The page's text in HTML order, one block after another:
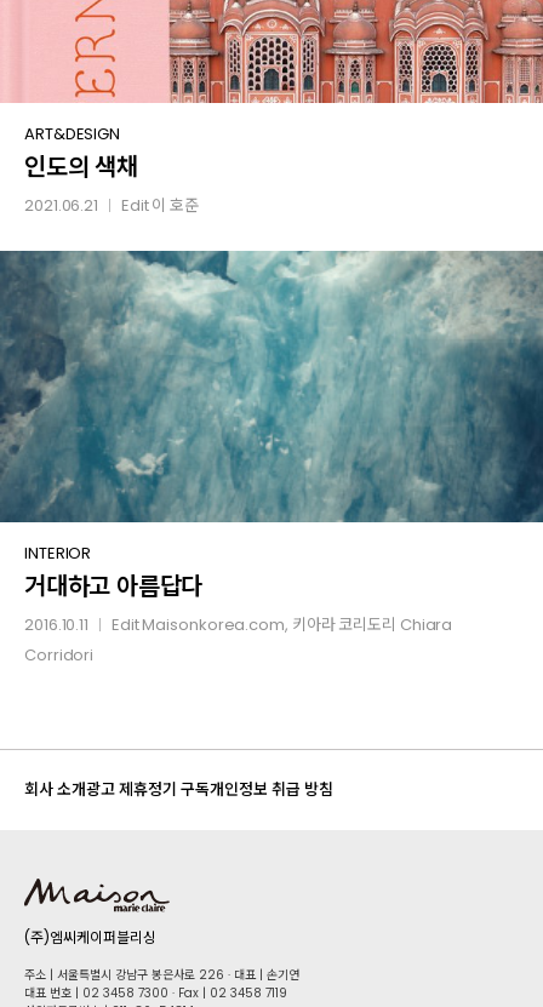
인도의
색채
ART&DESIGN
인도의 색채
2021.06.21 Edit이 호준
거대하고
아름답다
INTERIOR
거대하고 아름답다
2016.10.11 EditMaisonkorea.com, 키아라 코리도리 Chiara
Corridori
회사 소개광고 제휴정기 구독개인정보 취급 방침
(주)엠씨케이퍼블리싱
주소 | 서울특별시 강남구 봉은사로 226 · 대표 | 손기연
대표 번호 | 02 34​58 7300 · Fax | 02 34​58 7119